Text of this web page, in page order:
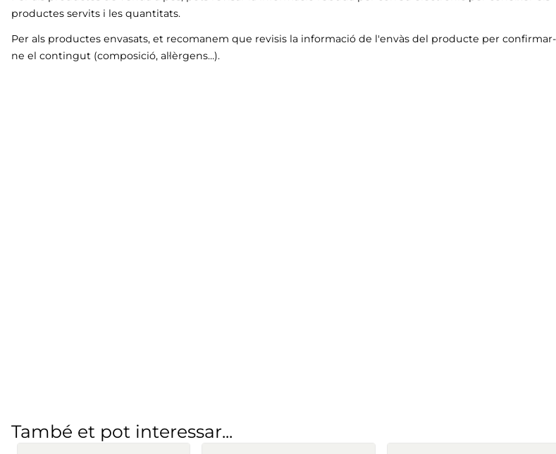
Per als productes de venda a pes, pots revisar la informació rebuda per correu electrònic per conèixer els
productes servits i les quantitats.
Per als productes envasats, et recomanem que revisis la informació de l'envàs del producte per confirmar-
ne el contingut (composició, al·lèrgens…).
També et pot interessar...